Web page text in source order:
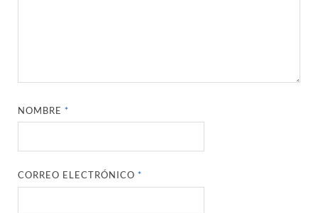
NOMBRE*
CORREO ELECTRÓNICO*